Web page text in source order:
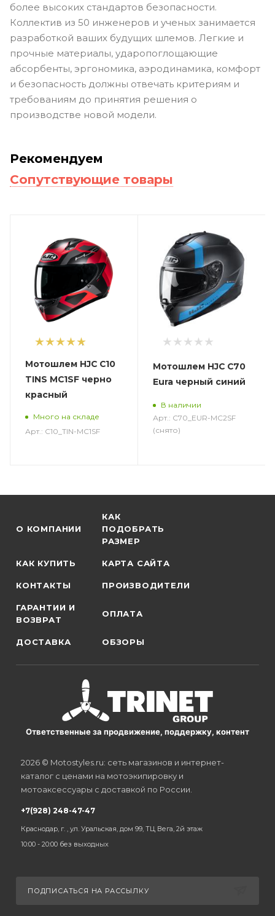
более высоких стандартов безопасности.
Коллектив из 50 инженеров и ученых занимается
разработкой ваших будущих шлемов. Легкие и
прочные материалы, ударопоглощающие
абсорбенты, эргономика, аэродинамика, комфорт
и безопасность должны отвечать критериям и
требованиям до принятия решения о
производстве новой модели.
Рекомендуем
Сопутствующие товары
1
Мотошлем HJC C10
TINS MC1SF черно
красный
Много на складе
Арт.: C10_TIN-MC1SF
Мотошлем HJC C70
Eura черный синий
В наличии
Арт.: C70_EUR-MC2SF
(снято)
О КОМПАНИИ
КАК
ПОДОБРАТЬ
РАЗМЕР
КАК КУПИТЬ КАРТА САЙТА
КОНТАКТЫ ПРОИЗВОДИТЕЛИ
ГАРАНТИИ И
ВОЗВРАТ
ОПЛАТА
ДОСТАВКА ОБЗОРЫ
Ответственные за продвижение, поддержку, контент
2026 © Motostyles.ru: сеть магазинов и интернет-
каталог с ценами на мотоэкипировку и
мотоаксессуары с доставкой по России.
+7(928) 248-47-47
Краснодар, г. , ул. Уральская, дом 99, ТЦ Вега, 2й этаж
10:00 - 20:00 без выходных
ПОДПИСАТЬСЯ НА РАССЫЛКУ